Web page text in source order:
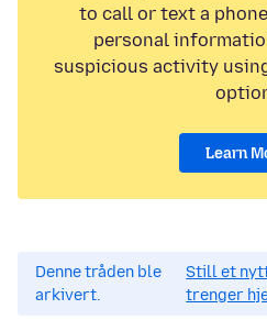
to call or text a
personal
suspicious activity
Learn
Denne tråden ble
arkivert.
Still et
trenger